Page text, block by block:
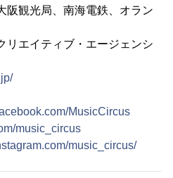
阪観光局、南海電鉄、オラン
リエイティブ・エージェンシ
MusicCircus
music_circus
music_circus/